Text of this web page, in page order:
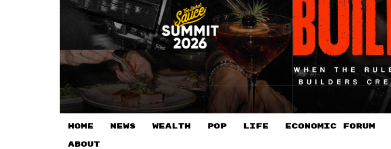
HOME NEWS WEALTH POP LIFE ECONOMIC FORUM
ABOUT